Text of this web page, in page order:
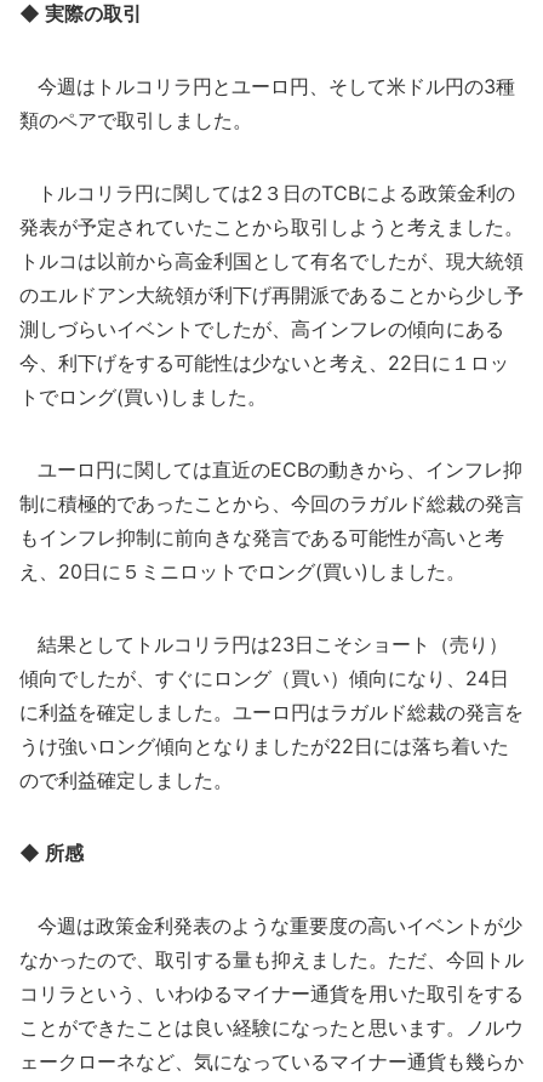
◆ 実際の取引
今週はトルコリラ円とユーロ円、そして米ドル円の3種
類のペアで取引しました。
トルコリラ円に関しては2３日のTCBによる政策金利の
発表が予定されていたことから取引しようと考えました。
トルコは以前から高金利国として有名でしたが、現大統領
のエルドアン大統領が利下げ再開派であることから少し予
測しづらいイベントでしたが、高インフレの傾向にある
今、利下げをする可能性は少ないと考え、22日に１ロッ
トでロング(買い)しました。
ユーロ円に関しては直近のECBの動きから、インフレ抑
制に積極的であったことから、今回のラガルド総裁の発言
もインフレ抑制に前向きな発言である可能性が高いと考
え、20日に５ミニロットでロング(買い)しました。
結果としてトルコリラ円は23日こそショート（売り）
傾向でしたが、すぐにロング（買い）傾向になり、24日
に利益を確定しました。ユーロ円はラガルド総裁の発言を
うけ強いロング傾向となりましたが22日には落ち着いた
ので利益確定しました。
◆ 所感
今週は政策金利発表のような重要度の高いイベントが少
なかったので、取引する量も抑えました。ただ、今回トル
コリラという、いわゆるマイナー通貨を用いた取引をする
ことができたことは良い経験になったと思います。ノルウ
ェークローネなど、気になっているマイナー通貨も幾らか